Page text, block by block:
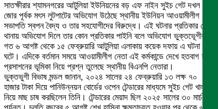
সাতক্ষীরার শ্যামনগরের আটুলিয়া ইউনিয়নের বড় এফ নাইন সুইচ গেট দখল করে
জোর পূর্বক মৎস লুটপাটের অভিযোগ উঠেছে স্থানীয় ইউনিয়ন আওয়ামীলীগ
সভাপতি স্বপন বৈদ্য ও তার সহযোগীদের বিরুদ্ধে। এই ঘটনার প্রতিকার চেয়ে
থানায় অভিযোগ দিলে তার কোন প্রতিকার পাইনি বলে অভিযোগ ভুক্তভেূগীর।
গত ৬ আগষ্ট থেকে ১৫ ফেব্রুয়ারি আটুলিয়া এলাকায় কয়েক দফায় এ ঘটনা
ঘটে। এদিকে বর্তমান সময়ে আওয়ামীলীগ নেতা এই কর্মকান্ডে দেখে হতবাগ হয়ে
প্রসাশনের ভূমিকা নিয়ে প্রশ্ন তুলেছে স্থানীয় বিএনপি নেতারা।
ভুক্তভুগী বিভাষ মন্ডল জানান, ২০২৪ সালের ২৪ ফেব্রুয়ারি ১৩ লক্ষ ৭০
হাজার টাকা দিয়ে পানিউন্নয়ন বোর্ডের ওপেন টেন্ডারের মাধ্যমে সুইচ গেট খাল
নিয়ে মাছ চাষ করছিলেন তিনি। টেন্ডারের মেয়াদ ছিল ২০২৫ সালের ৩০ মার্চ